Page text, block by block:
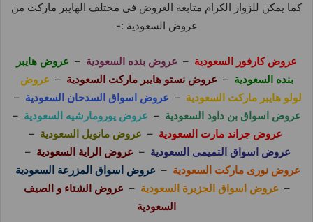
كما يمكن للزوار الكرام متابعة العروض فى مختلف الهايبر ماركت من
عروض السعودية :-
عروض كارفور السعودية – عروض بنده السعودية – عروض هايبر
بنده السعودية – عروض نستو هايبر ماركت السعودية – عروض
لولو هايبر ماركت السعودية – عروض اسواق السدحان السعودية –
عروض اسواق بن داود السعودية – عروض يورومارشيه السعودية –
عروض جراند مارت السعودية – عروض مانويل السعودية –
عروض اسواق التميمى السعودية – عروض الراية السعودية –
عروض نورى ماركت السعودية – عروض اسواق المزرعة السعودية
– عروض اسواق الجزيرة السعودية – عروض الشتاء و الصيف
السعودية